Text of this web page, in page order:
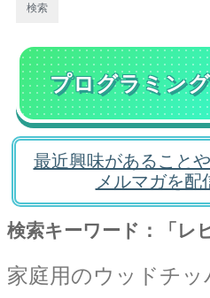
プログラミン
最近興味があること
メルマガを配
検索キーワード：「レ
家庭用のウッドチッ